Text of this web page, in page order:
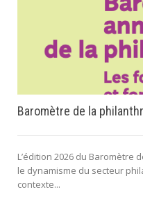
Baromètre de la
L’édition 2026 du Baromètre
le dynamisme du secteur
contexte...